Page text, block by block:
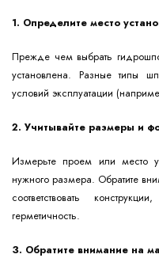
1. Определите место
Прежде чем выбрать
установлена. Разные типы
условий эксплуатации
2. Учитывайте размеры и
Измерьте проем или место
нужного размера. Обратите
соответствовать
герметичность.
3. Обратите внимание на